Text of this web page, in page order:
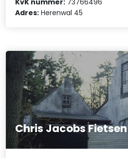
KvK nummer: 73766496
Adres: Herenwal 45
Chris Jacobs Fietsen